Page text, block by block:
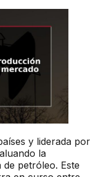
y liderada por
la
petróleo. Este